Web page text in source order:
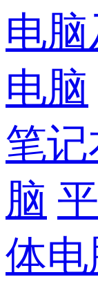
电
电脑
笔记
脑
体电